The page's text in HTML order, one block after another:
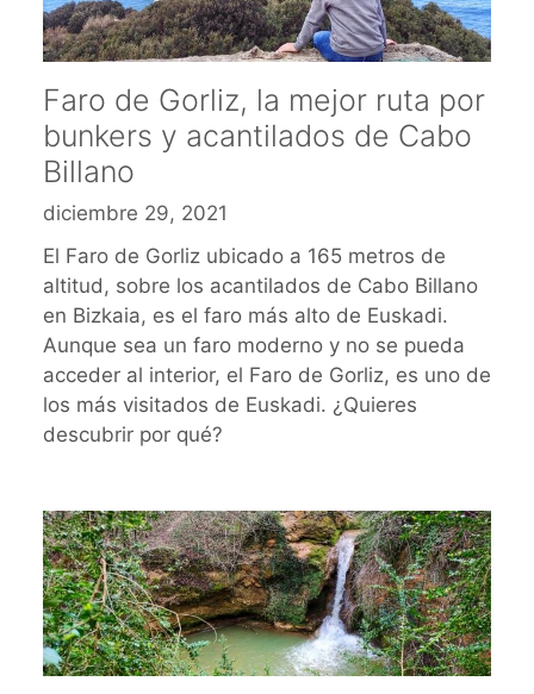
Faro de Gorliz, la mejor ruta por
bunkers y acantilados de Cabo
Billano
diciembre 29, 2021
El Faro de Gorliz ubicado a 165 metros de
altitud, sobre los acantilados de Cabo Billano
en Bizkaia, es el faro más alto de Euskadi.
Aunque sea un faro moderno y no se pueda
acceder al interior, el Faro de Gorliz, es uno de
los más visitados de Euskadi. ¿Quieres
descubrir por qué?